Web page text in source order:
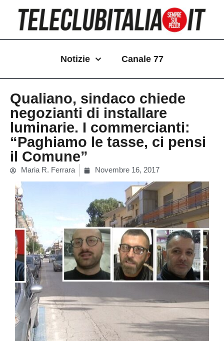
contenuto
Notizie Canale 77
Qualiano, sindaco chiede
negozianti di installare
luminarie. I commercianti:
“Paghiamo le tasse, ci pensi
il Comune”
Maria R. Ferrara Novembre 16, 2017